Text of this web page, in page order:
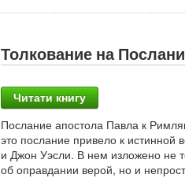
Толкование на
Читати книгу
Послание апостола Павла к
это послание привело к истинной
и Джон Уэсли. В нем изложено не
об оправдании верой, но и